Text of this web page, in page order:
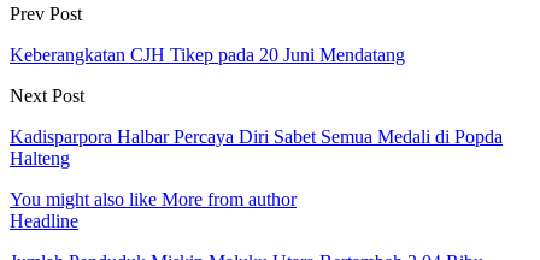
Prev Post
Keberangkatan CJH Tikep pada 20 Juni Mendatang
Next Post
Kadisparpora Halbar Percaya Diri Sabet Semua Medali di Popda
Halteng
You might also like More from author
Headline